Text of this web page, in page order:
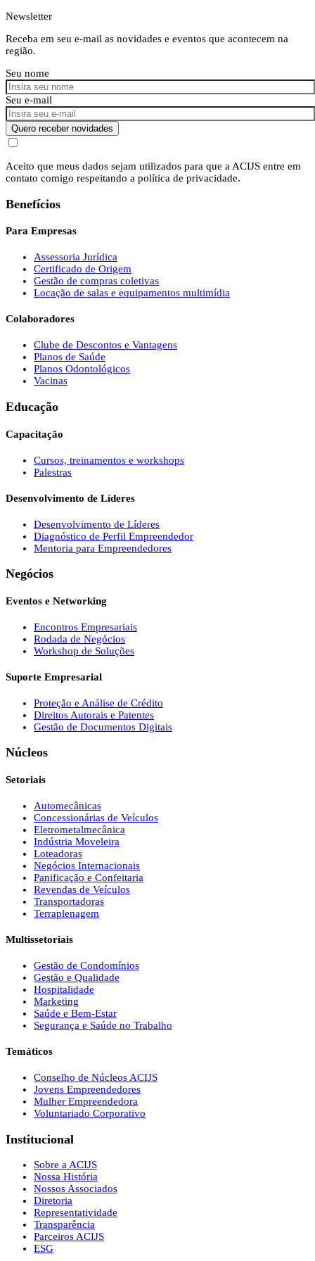
Newsletter
Receba em seu e-mail as novidades e eventos que acontecem na
região.
Seu nome
Seu e-mail
Quero receber novidades
Aceito que meus dados sejam utilizados para que a ACIJS entre em
contato comigo respeitando a política de privacidade.
Benefícios
Para Empresas
Assessoria Jurídica
Certificado de Origem
Gestão de compras coletivas
Locação de salas e equipamentos multimídia
Colaboradores
Clube de Descontos e Vantagens
Planos de Saúde
Planos Odontológicos
Vacinas
Educação
Capacitação
Cursos, treinamentos e workshops
Palestras
Desenvolvimento de Líderes
Desenvolvimento de Líderes
Diagnóstico de Perfil Empreendedor
Mentoria para Empreendedores
Negócios
Eventos e Networking
Encontros Empresariais
Rodada de Negócios
Workshop de Soluções
Suporte Empresarial
Proteção e Análise de Crédito
Direitos Autorais e Patentes
Gestão de Documentos Digitais
Núcleos
Setoriais
Automecânicas
Concessionárias de Veículos
Eletrometalmecânica
Indústria Moveleira
Loteadoras
Negócios Internacionais
Panificação e Confeitaria
Revendas de Veículos
Transportadoras
Terraplenagem
Multissetoriais
Gestão de Condomínios
Gestão e Qualidade
Hospitalidade
Marketing
Saúde e Bem-Estar
Segurança e Saúde no Trabalho
Temáticos
Conselho de Núcleos ACIJS
Jovens Empreendedores
Mulher Empreendedora
Voluntariado Corporativo
Institucional
Sobre a ACIJS
Nossa História
Nossos Associados
Diretoria
Representatividade
Transparência
Parceiros ACIJS
ESG